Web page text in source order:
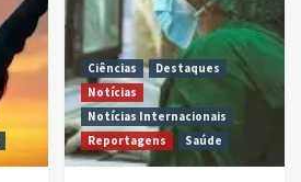
Ciências
Destaques
Notícias
Notícias Internacionais
Reportagens
Saúde